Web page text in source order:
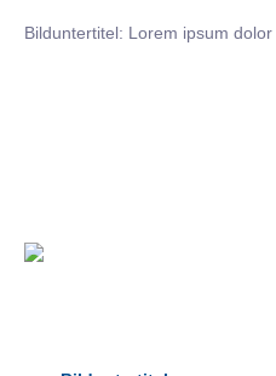
Bilduntertitel: Lorem ipsum dolor